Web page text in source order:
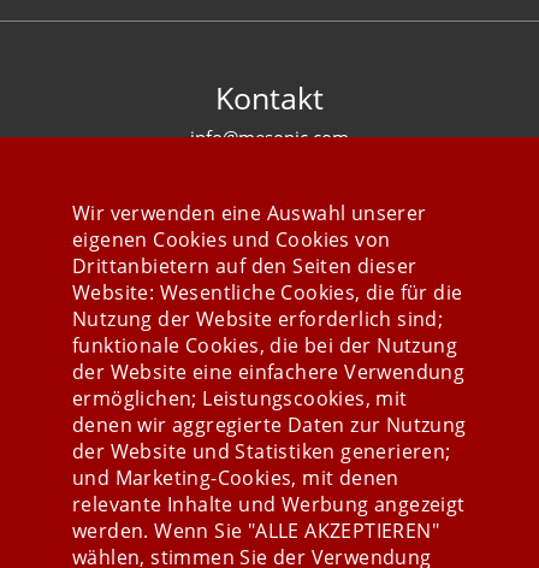
Kontakt
info@mesonic.com
Stay connected
Wir verwenden eine Auswahl unserer
eigenen Cookies und Cookies von
Drittanbietern auf den Seiten dieser
Website: Wesentliche Cookies, die für die
Nutzung der Website erforderlich sind;
funktionale Cookies, die bei der Nutzung
der Website eine einfachere Verwendung
ermöglichen; Leistungscookies, mit
denen wir aggregierte Daten zur Nutzung
der Website und Statistiken generieren;
und Marketing-Cookies, mit denen
relevante Inhalte und Werbung angezeigt
werden. Wenn Sie "ALLE AKZEPTIEREN"
wählen, stimmen Sie der Verwendung